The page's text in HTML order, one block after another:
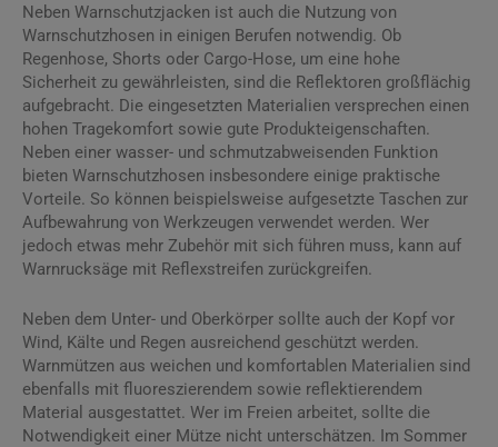
Neben Warnschutzjacken ist auch die Nutzung von
Warnschutzhosen in einigen Berufen notwendig. Ob
Regenhose, Shorts oder Cargo-Hose, um eine hohe
Sicherheit zu gewährleisten, sind die Reflektoren großflächig
aufgebracht. Die eingesetzten Materialien versprechen einen
hohen Tragekomfort sowie gute Produkteigenschaften.
Neben einer wasser- und schmutzabweisenden Funktion
bieten Warnschutzhosen insbesondere einige praktische
Vorteile. So können beispielsweise aufgesetzte Taschen zur
Aufbewahrung von Werkzeugen verwendet werden. Wer
jedoch etwas mehr Zubehör mit sich führen muss, kann auf
Warnrucksäge mit Reflexstreifen zurückgreifen.
Neben dem Unter- und Oberkörper sollte auch der Kopf vor
Wind, Kälte und Regen ausreichend geschützt werden.
Warnmützen aus weichen und komfortablen Materialien sind
ebenfalls mit fluoreszierendem sowie reflektierendem
Material ausgestattet. Wer im Freien arbeitet, sollte die
Notwendigkeit einer Mütze nicht unterschätzen. Im Sommer